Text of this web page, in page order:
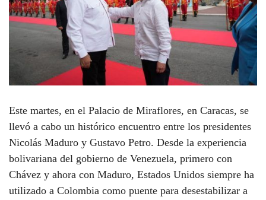
Este martes, en el Palacio de Miraflores, en Caracas, se
llevó a cabo un histórico encuentro entre los presidentes
Nicolás Maduro y Gustavo Petro. Desde la experiencia
bolivariana del gobierno de Venezuela, primero con
Chávez y ahora con Maduro, Estados Unidos siempre ha
utilizado a Colombia como puente para desestabilizar a